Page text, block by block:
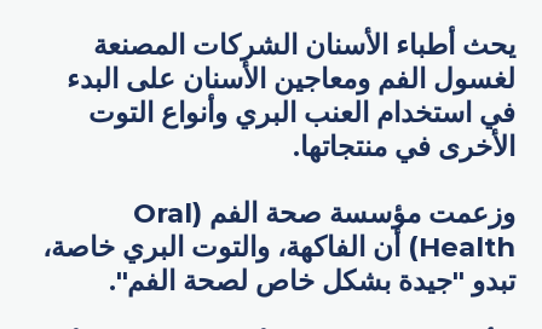
يحث أطباء الأسنان الشركات المصنعة
لغسول الفم ومعاجين الأسنان على البدء
في استخدام العنب البري وأنواع التوت
الأخرى في منتجاتها.
وزعمت مؤسسة صحة الفم (Oral
Health) أن الفاكهة، والتوت البري خاصة،
تبدو "جيدة بشكل خاص لصحة الفم".